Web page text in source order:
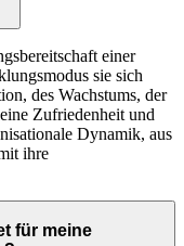
einer
sie sich
des Wachstums, der
Zufriedenheit und
Dynamik, aus
ihre
für meine